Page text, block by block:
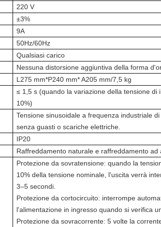
220 V
±3%
9A
50Hz/60Hz
Qualsiasi carico
Nessuna distorsione aggiuntiva della forma
L275 mm*P240 mm* A205 mm/7,5 kg
≤ 1,5 s (quando la variazione della tensione di
10%)
Tensione sinusoidale a frequenza industriale
senza guasti o scariche elettriche.
IP20
Raffreddamento naturale e raffreddamento ad
Protezione da sovratensione: quando la
10% della tensione nominale, l'uscita verrà
3–5 secondi.
Protezione da cortocircuito: interrompe
l'alimentazione in ingresso quando si verifica
Protezione da sovracorrente: 5 volte la